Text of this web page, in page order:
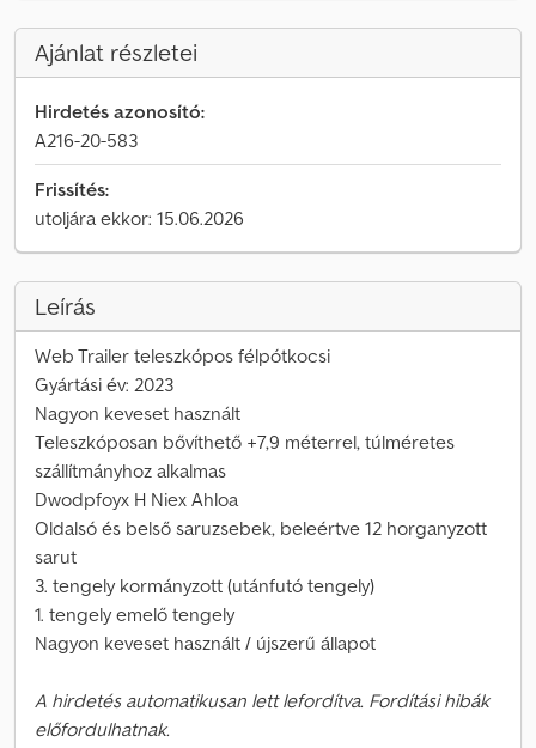
Ajánlat részletei
Hirdetés azonosító:
A216-20-583
Frissítés:
utoljára ekkor: 15.06.2026
Leírás
Web Trailer teleszkópos félpótkocsi
Gyártási év: 2023
Nagyon keveset használt
Teleszkóposan bővíthető +7,9 méterrel, túlméretes
szállítmányhoz alkalmas
Dwodpfoyx H Niex Ahloa
Oldalsó és belső saruzsebek, beleértve 12 horganyzott
sarut
3. tengely kormányzott (utánfutó tengely)
1. tengely emelő tengely
Nagyon keveset használt / újszerű állapot
A hirdetés automatikusan lett lefordítva. Fordítási hibák
előfordulhatnak.